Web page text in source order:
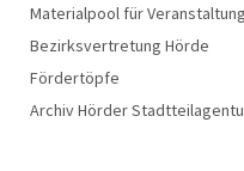
Materialpool für
Bezirksvertretung Hörde
Fördertöpfe
Archiv Hörder